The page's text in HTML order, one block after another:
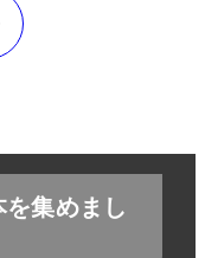
集めまし